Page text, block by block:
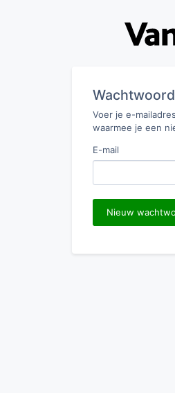
Voer je e-
waarmee je een
E-mail